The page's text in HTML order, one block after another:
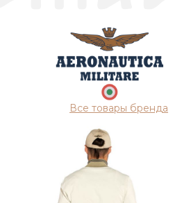
Все товары бренда